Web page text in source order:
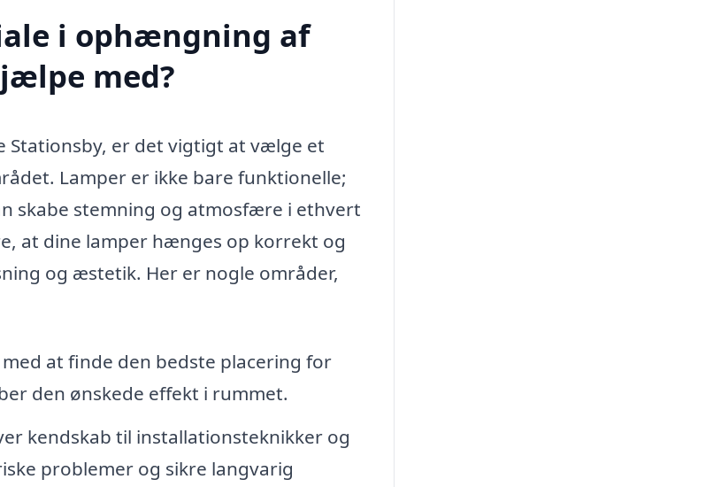
i ophængning af
med?
er det vigtigt at vælge et
Lamper er ikke bare funktionelle;
skabe stemning og atmosfære i ethvert
at dine lamper hænges op korrekt og
og æstetik. Her er nogle områder,
at finde den bedste placering for
den ønskede effekt i rummet.
kendskab til installationsteknikker og
problemer og sikre langvarig